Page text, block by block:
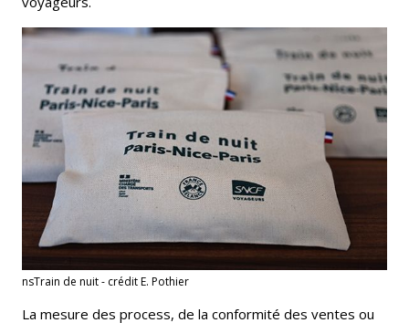
nsTrain de nuit - crédit E. Pothier
La mesure des process, de la conformité des ventes ou